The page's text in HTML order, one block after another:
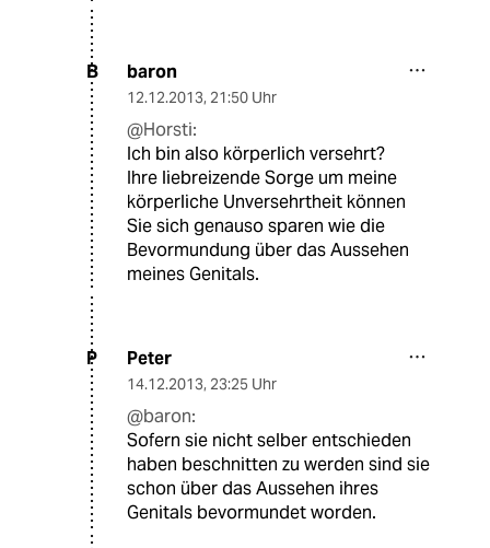
B baron
12.12.2013, 21:50 Uhr
@Horsti:
Ich bin also körperlich versehrt?
Ihre liebreizende Sorge um meine
körperliche Unversehrtheit können
Sie sich genauso sparen wie die
Bevormundung über das Aussehen
meines Genitals.
P Peter
14.12.2013, 23:25 Uhr
@baron:
Sofern sie nicht selber entschieden
haben beschnitten zu werden sind sie
schon über das Aussehen ihres
Genitals bevormundet worden.